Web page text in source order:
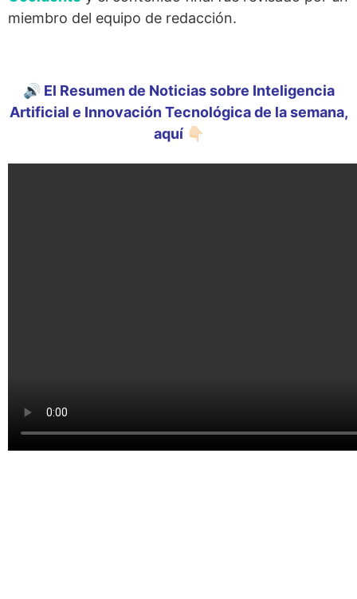
miembro del equipo de redacción.
🔊 El Resumen de Noticias sobre Inteligencia
Artificial e Innovación Tecnológica de la semana,
aquí 👇🏻